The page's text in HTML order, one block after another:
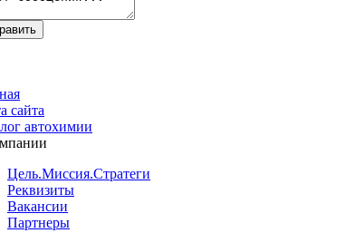
сайта
автохимии
Цель.Миссия.Стратегия.
Реквизиты
Вакансии
Партнеры